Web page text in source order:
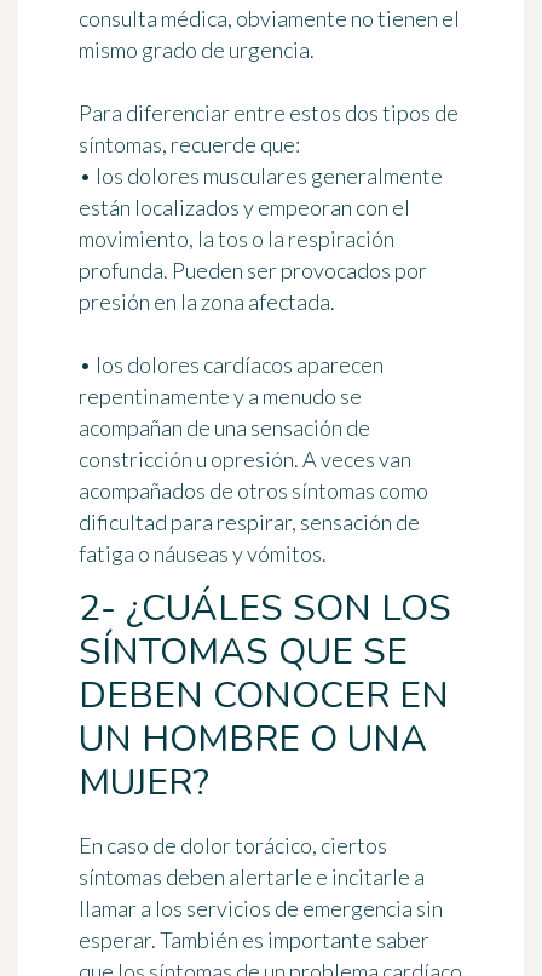
consulta médica, obviamente no tienen el
mismo grado de urgencia.
Para diferenciar entre estos dos tipos de
síntomas, recuerde que:
• los dolores musculares generalmente
están localizados y empeoran con el
movimiento, la tos o la respiración
profunda. Pueden ser provocados por
presión en la zona afectada.
• los dolores cardíacos aparecen
repentinamente y a menudo se
acompañan de una sensación de
constricción u opresión. A veces van
acompañados de otros síntomas como
dificultad para respirar, sensación de
fatiga o náuseas y vómitos.
2- ¿CUÁLES SON LOS
SÍNTOMAS QUE SE
DEBEN CONOCER EN
UN HOMBRE O UNA
MUJER?
En caso de dolor torácico, ciertos
síntomas deben alertarle e incitarle a
llamar a los servicios de emergencia sin
esperar. También es importante saber